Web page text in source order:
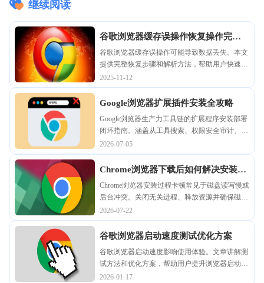
继续阅读
谷歌浏览器缓存误操作恢复操作完整
步骤解析
谷歌浏览器缓存误操作可能导致数据丢失。本文
提供完整恢复步骤和解析方法，帮助用户快速找
回缓存，提高使用稳定性。
2025-11-12
Google浏览器扩展插件安装全攻略
Google浏览器生产力工具链的扩展程序安装部署
闭环指南。涵盖从工具搜索、权限安全审计、离
线环境挂载到插件版本一致性管理的完整实操，
助您稳健搭建高适配度办公环境。
2026-07-05
Chrome浏览器下载后如何解决安装过
程中卡顿问题
Chrome浏览器安装过程卡顿常见于磁盘读写慢或
后台冲突。关闭无关进程、释放资源并确保磁盘
空间充足，有助于提升安装速度与成功率。
2026-07-22
谷歌浏览器启动速度测试优化方案
谷歌浏览器启动速度影响使用体验。文章讲解测
试方法和优化方案，帮助用户提升浏览器启动效
率。
2026-01-17